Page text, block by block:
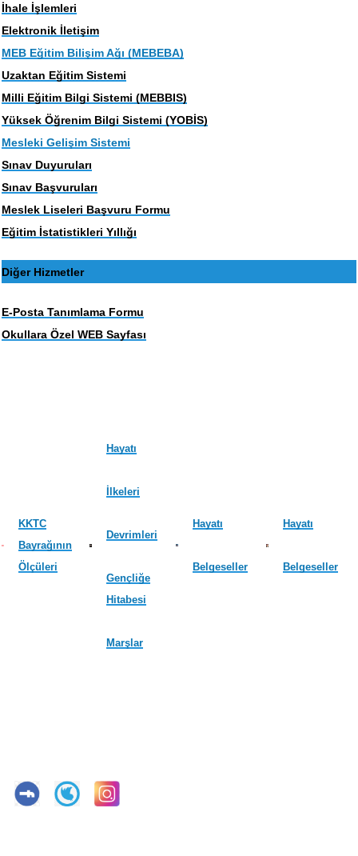
İhale İşlemleri
Elektronik İletişim
MEB Eğitim Bilişim Ağı (MEBEBA)
Uzaktan Eğitim Sistemi
Milli Eğitim Bilgi Sistemi (MEBBIS)
Yüksek Öğrenim Bilgi Sistemi (YOBİS)
Mesleki Gelişim Sistemi
Sınav Duyuruları
Sınav Başvuruları
Meslek Liseleri Başvuru Formu
Eğitim İstatistikleri Yıllığı
Diğer Hizmetler
E-Posta Tanımlama Formu
Okullara Özel WEB Sayfası
KKTC
Bayrağının
Ölçüleri
Hayatı
İlkeleri
Devrimleri
Gençliğe
Hitabesi
Marşlar
Hayatı
Belgeseller
Hayatı
Belgeseller